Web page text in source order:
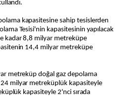
kapasitesine sahip tesislerden
Tesisi'nin kapasitesinin yapılacak
kadar 8,8 milyar metreküpe
14,4 milyar metreküpe
metreküp doğal gaz depolama
milyar metreküplük kapasiteyle
kapasiteyle 2'nci sırada